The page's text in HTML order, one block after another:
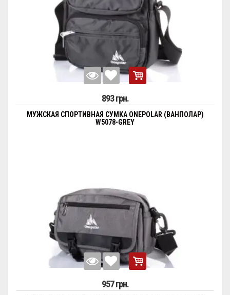
893 грн.
МУЖСКАЯ СПОРТИВНАЯ СУМКА ONEPOLAR (ВАНПОЛАР)
W5078-GREY
957 грн.